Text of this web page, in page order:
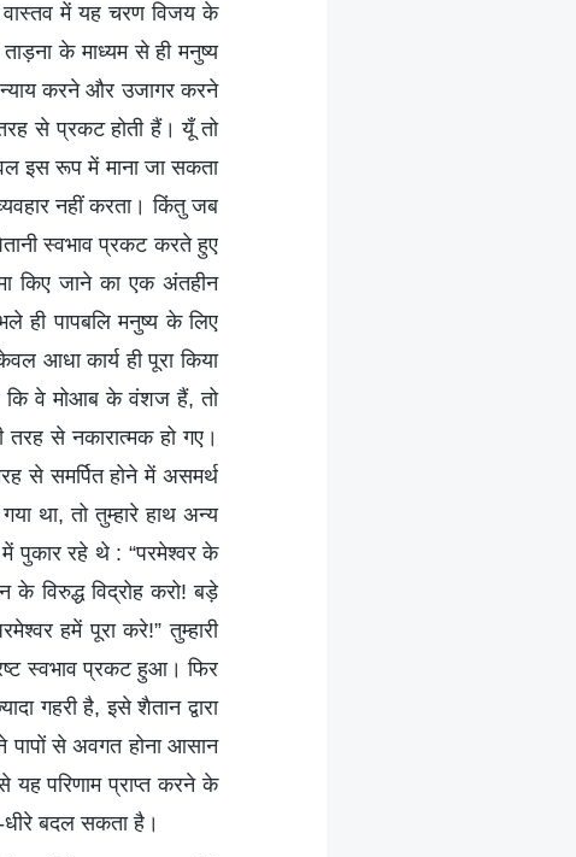
वास्तव में यह चरण विजय के
के माध्यम से ही मनुष्य
न्याय करने और उजागर करने
से प्रकट होती हैं। यूँ तो
इस रूप में माना जा सकता
नहीं करता। किंतु जब
स्वभाव प्रकट करते हुए
किए जाने का एक अंतहीन
ही पापबलि मनुष्य के लिए
आधा कार्य ही पूरा किया
कि वे मोआब के वंशज हैं, तो
से नकारात्मक हो गए।
से समर्पित होने में असमर्थ
था, तो तुम्हारे हाथ अन्य
रहे थे : “परमेश्वर के
विरुद्ध विद्रोह करो! बड़े
हमें पूरा करे!” तुम्हारी
स्वभाव प्रकट हुआ। फिर
गहरी है, इसे शैतान द्वारा
पापों से अवगत होना आसान
परिणाम प्राप्त करने के
धीरे बदल सकता है।